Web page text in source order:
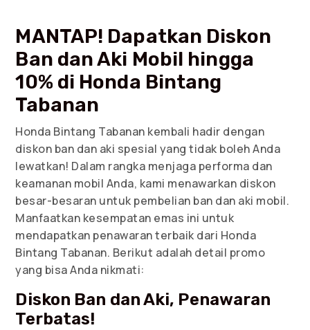
MANTAP! Dapatkan Diskon
Ban dan Aki Mobil hingga
10% di Honda Bintang
Tabanan
Honda Bintang Tabanan kembali hadir dengan
diskon ban dan aki spesial yang tidak boleh Anda
lewatkan! Dalam rangka menjaga performa dan
keamanan mobil Anda, kami menawarkan diskon
besar-besaran untuk pembelian ban dan aki mobil.
Manfaatkan kesempatan emas ini untuk
mendapatkan penawaran terbaik dari Honda
Bintang Tabanan. Berikut adalah detail promo
yang bisa Anda nikmati:
Diskon Ban dan Aki, Penawaran
Terbatas!